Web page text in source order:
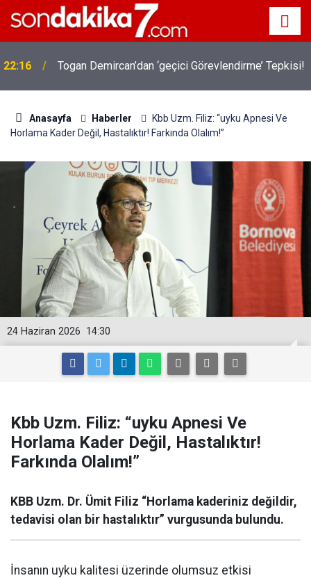
22:16 Togan Demircan’dan ‘geçici Görevlendirme’ Tepkisi!
Anasayfa Haberler
Kbb Uzm. Filiz: “uyku Apnesi Ve
Horlama Kader Değil, Hastalıktır! Farkında Olalım!”
14:30
24 Haziran 2026
Kbb Uzm. Filiz: “uyku Apnesi Ve
Horlama Kader Değil, Hastalıktır!
Farkında Olalım!”
KBB Uzm. Dr. Ümit Filiz “Horlama kaderiniz değildir,
tedavisi olan bir hastalıktır” vurgusunda bulundu.
İnsanın uyku kalitesi üzerinde olumsuz etkisi